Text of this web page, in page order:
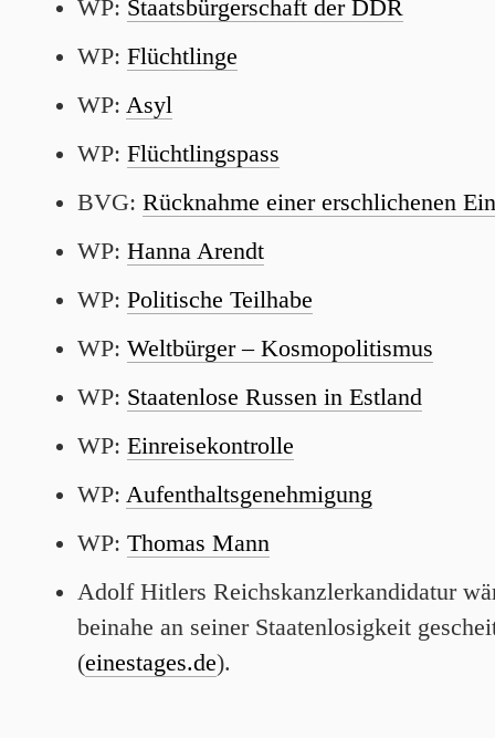
WP: Staatsbürgerschaft der DDR
WP: Flüchtlinge
WP: Asyl
WP: Flüchtlingspass
BVG: Rücknahme einer erschlichenen
WP: Hanna Arendt
WP: Politische Teilhabe
WP: Weltbürger – Kosmopolitismus
WP: Staatenlose Russen in Estland
WP: Einreisekontrolle
WP: Aufenthaltsgenehmigung
WP: Thomas Mann
Adolf Hitlers Reichskanzlerkandidatur
beinahe an seiner Staatenlosigkeit
(einestages.de).